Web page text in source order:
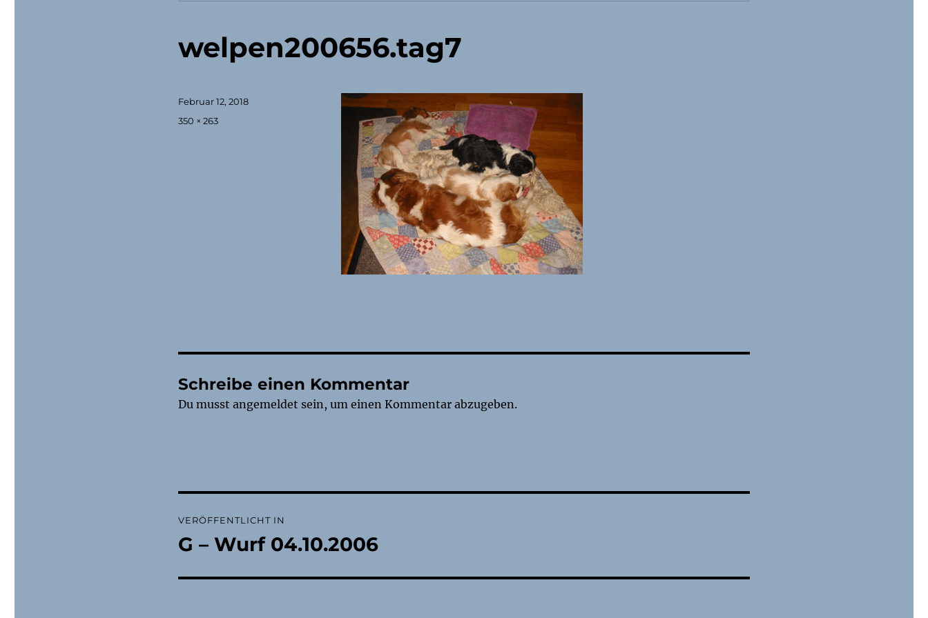
welpen200656.tag7
Veröffentlicht
am
Februar 12, 2018
Originalgröße
350 × 263
Schreibe einen Kommentar
Du musst angemeldet sein, um einen Kommentar abzugeben.
VERÖFFENTLICHT IN
G – Wurf 04.10.2006